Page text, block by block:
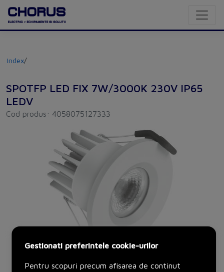
Index/
SPOTFP LED FIX 7W/3000K 230V IP65
LEDV
Cod produs: 4058075127333
Gestionati preferintele cookie-urilor
Pentru scopuri precum afisarea de continut